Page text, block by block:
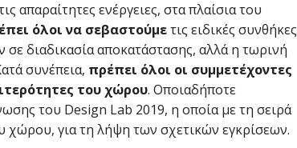
απαραίτητες ενέργειες, στα πλαίσια του
όλοι να σεβαστούμετις ειδικές συνθήκες
διαδικασία αποκατάστασης, αλλά η τωρινή
συνέπεια, πρέπει όλοι οι συμμετέχοντες
του χώρου. Οποιαδήποτε
του Design Lab 2019, η οποία με τη σειρά
χώρου, για τη λήψη των σχετικών εγκρίσεων.